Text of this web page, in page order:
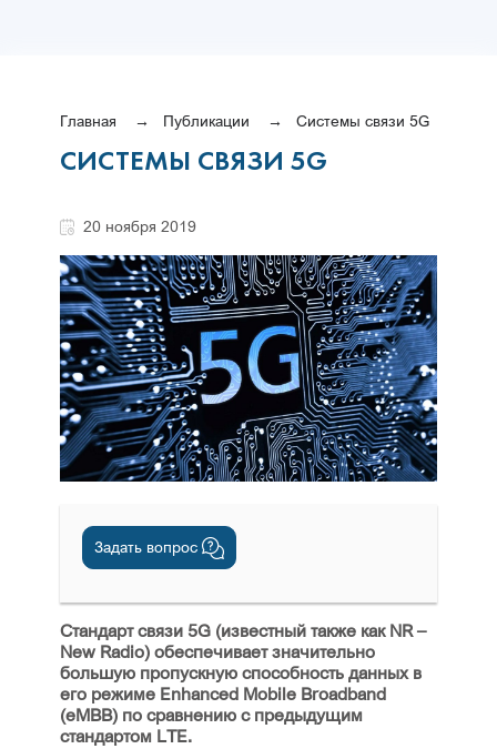
Главная Публикации Системы связи 5G
СИСТЕМЫ СВЯЗИ 5G
20 ноября 2019
Стандарт связи 5G (известный также как NR –
New Radio) обеспечивает значительно
большую пропускную способность данных в
его режиме Enhanced Mobile Broadband
(eMBB) по сравнению с предыдущим
стандартом LTE.
Задать вопрос